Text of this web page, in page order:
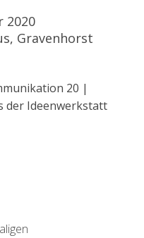
2020
Gravenhorst
20 |
der Ideenwerkstatt